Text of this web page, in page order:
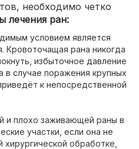
необходимо четко
лечения ран:
условием является
Кровоточащая рана никогда
избыточное давление
в случае поражения крупных
к непосредственной
и плохо заживающей раны в
участки, если она не
обработке,